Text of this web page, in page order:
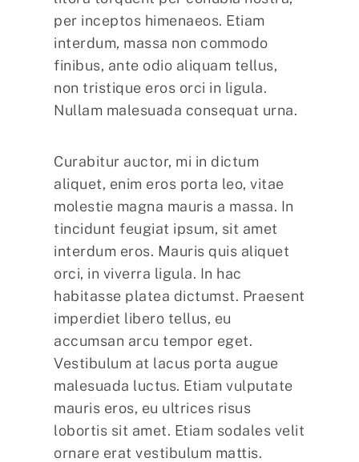
per inceptos himenaeos. Etiam
interdum, massa non commodo
finibus, ante odio aliquam tellus,
non tristique eros orci in ligula.
Nullam malesuada consequat urna.
Curabitur auctor, mi in dictum
aliquet, enim eros porta leo, vitae
molestie magna mauris a massa. In
tincidunt feugiat ipsum, sit amet
interdum eros. Mauris quis aliquet
orci, in viverra ligula. In hac
habitasse platea dictumst. Praesent
imperdiet libero tellus, eu
accumsan arcu tempor eget.
Vestibulum at lacus porta augue
malesuada luctus. Etiam vulputate
mauris eros, eu ultrices risus
lobortis sit amet. Etiam sodales velit
ornare erat vestibulum mattis.